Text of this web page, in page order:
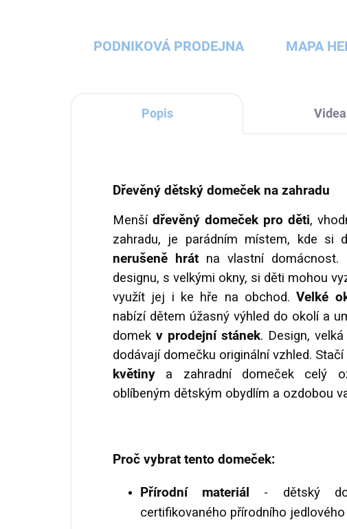
PODNIKOVÁ PRODEJNA MAPA
Popis
Dřevěný dětský domeček na zahradu
Menšídřevěný domeček pro děti,
zahradu, je parádním místem, kde si
nerušeně hrátna vlastní domácnost.
designu, s velkými okny, si děti mohou
využít jej i ke hře na obchod.Velké
nabízí dětem úžasný výhled do okolí a
domekv prodejní stánek. Design,
dodávají domečku originální vzhled.
květiny a zahradní domeček celý
oblíbeným dětským obydlím a ozdobou
Proč vybrat tento domeček:
Přírodní materiál
- dětský
certifikovaného přírodního jedlového